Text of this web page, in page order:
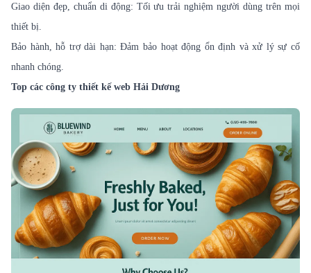
Giao diện đẹp, chuẩn di động: Tối ưu trải nghiệm người dùng trên mọi
thiết bị.
Bảo hành, hỗ trợ dài hạn: Đảm bảo hoạt động ổn định và xử lý sự cố
nhanh chóng.
Top các công ty thiết kế web Hải Dương